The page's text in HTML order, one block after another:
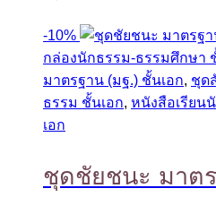
-10%
กล่องนักธรรม-ธรรมศึกษา
มาตรฐาน (มฐ.) ชั้นเอก, ชุด
ธรรม ชั้นเอก, หนังสือเรียน
เอก
ชุดชัยชนะ มาต